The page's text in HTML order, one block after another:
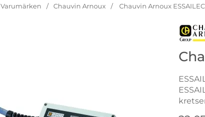
Varumärken Chauvin Arnoux Chauvin Arnoux
Gå till